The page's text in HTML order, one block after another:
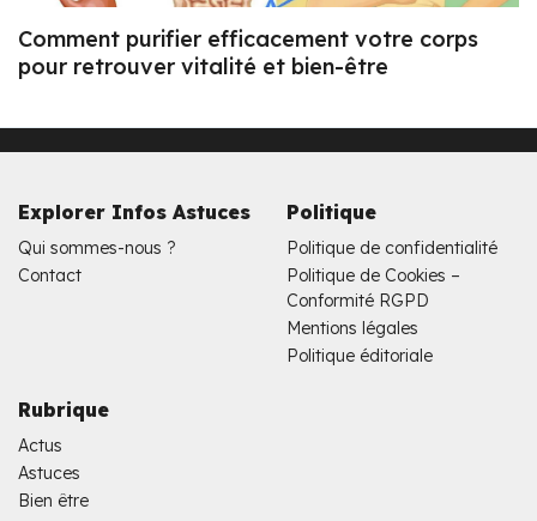
Comment purifier efficacement votre corps
pour retrouver vitalité et bien-être
Explorer Infos Astuces
Qui sommes-nous ?
Contact
Politique
Politique de confidentialité
Politique de Cookies –
Conformité RGPD
Mentions légales
Politique éditoriale
Rubrique
Actus
Astuces
Bien être